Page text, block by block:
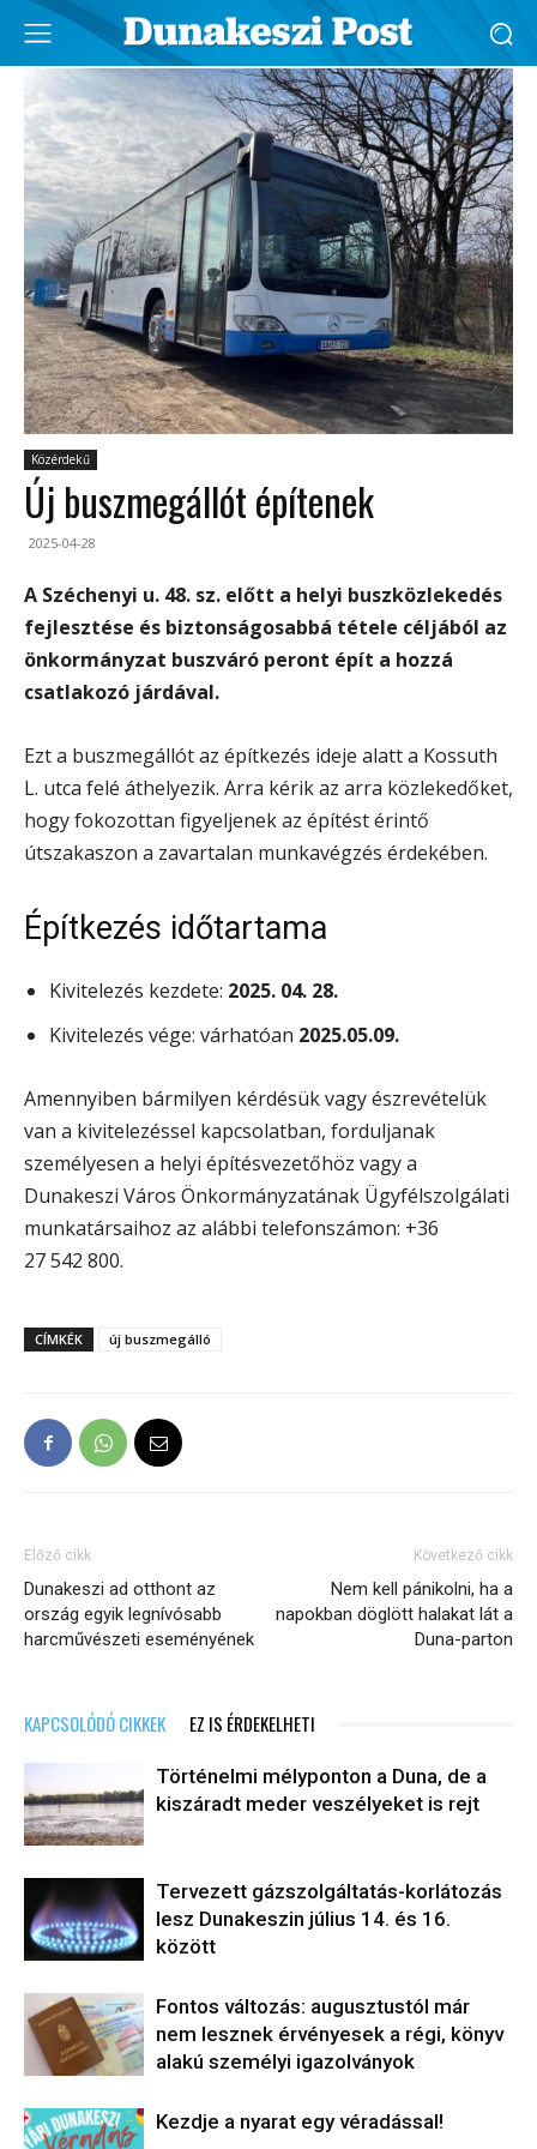
Közérdekű
Új buszmegállót építenek
2025-04-28
A Széchenyi u. 48. sz. előtt a helyi buszközlekedés
fejlesztése és biztonságosabbá tétele céljából az
önkormányzat buszváró peront épít a hozzá
csatlakozó járdával.
Ezt a buszmegállót az építkezés ideje alatt a Kossuth
L. utca felé áthelyezik. Arra kérik az arra közlekedőket,
hogy fokozottan figyeljenek az építést érintő
útszakaszon a zavartalan munkavégzés érdekében.
Építkezés időtartama
Kivitelezés kezdete: 2025. 04. 28.
Kivitelezés vége: várhatóan 2025.05.09.
Amennyiben bármilyen kérdésük vagy észrevételük
van a kivitelezéssel kapcsolatban, forduljanak
személyesen a helyi építésvezetőhöz vagy a
Dunakeszi Város Önkormányzatának Ügyfélszolgálati
munkatársaihoz az alábbi telefonszámon: +36
27 542 800.
CÍMKÉK új buszmegálló
Előző cikk
Dunakeszi ad otthont az
ország egyik legnívósabb
harcművészeti eseményének
Következő cikk
Nem kell pánikolni, ha a
napokban döglött halakat lát a
Duna-parton
KAPCSOLÓDÓ CIKKEK EZ IS ÉRDEKELHETI
Történelmi mélyponton a Duna, de a
kiszáradt meder veszélyeket is rejt
Tervezett gázszolgáltatás-korlátozás
lesz Dunakeszin július 14. és 16.
között
Fontos változás: augusztustól már
nem lesznek érvényesek a régi, könyv
alakú személyi igazolványok
Kezdje a nyarat egy véradással!